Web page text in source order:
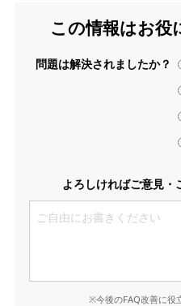
この情報はお役
問題は解決されましたか？
よろしければご意見・
※今後のFAQ改善に役